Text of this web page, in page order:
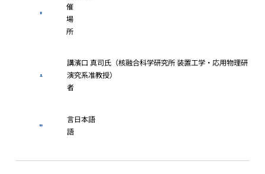
催
場
所
講
演
者
濱口 真司氏（核融合科学研究所 装置工学・応用物理研
究系准教授）
言
語
日本語